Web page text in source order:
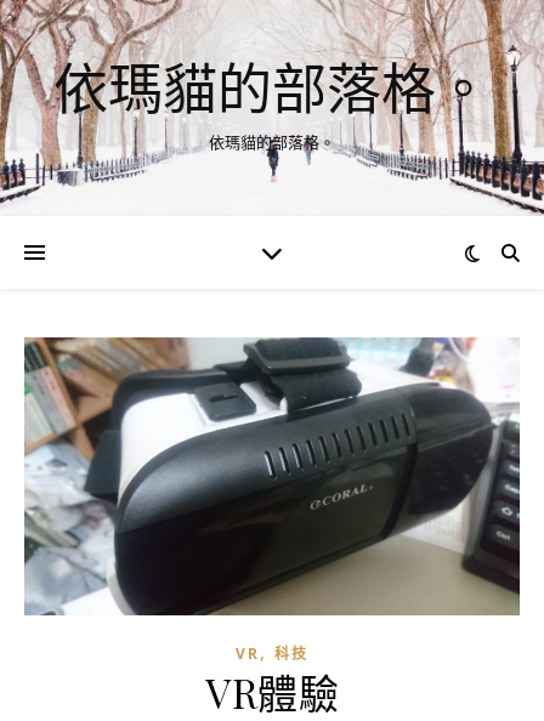
依瑪貓的部落格。
依瑪貓的部落格。
VR, 科技
VR體驗